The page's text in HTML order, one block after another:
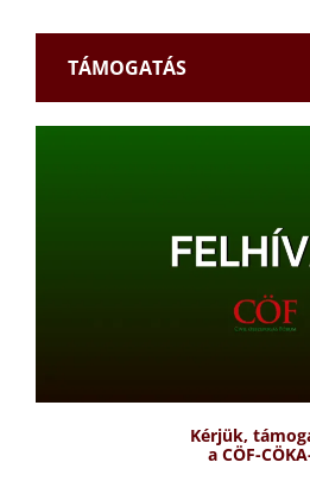
TÁMOGATÁS
Kérjük,
a CÖF-